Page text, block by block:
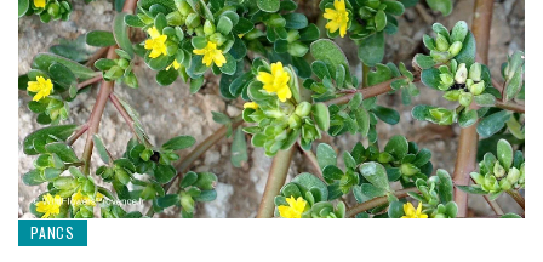
PANCS